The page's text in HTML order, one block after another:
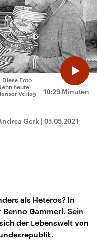
10:29 Minuten
Diese Foto
heute
Verlag
Gerk | 05.05.2021
als Heteros? In
Gammerl. Sein
der Lebenswelt von